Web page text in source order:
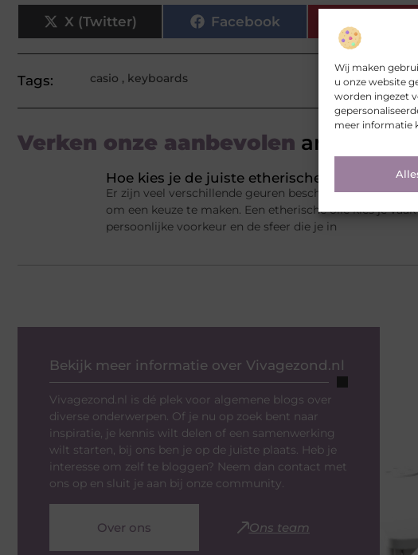
Wij maken
u onze website
worden ingezet
meer informatie
X (Twitter) Facebook
Tags: casio , keyboards
Verken onze aanbevolen artikelen
Hoe kies je de juiste etherische olie?
Er zijn veel verschillende geuren beschikbaar,
om een keuze te maken. Een etherische olie kies je
persoonlijke voorkeur en de sfeer die je in
Bekijk meer informatie over Vivagezond.nl
Vivagezond.nl is dé plek voor algemene blogs over
diverse onderwerpen. Of je nu op zoek bent naar
inspiratie, je kennis wilt delen of een samenwerking
wilt starten, bij ons ben je op de juiste plaats. Heb je
interesse om zelf te bloggen? Neem dan contact met
ons op en sluit je aan bij onze community.
Over ons Ons team